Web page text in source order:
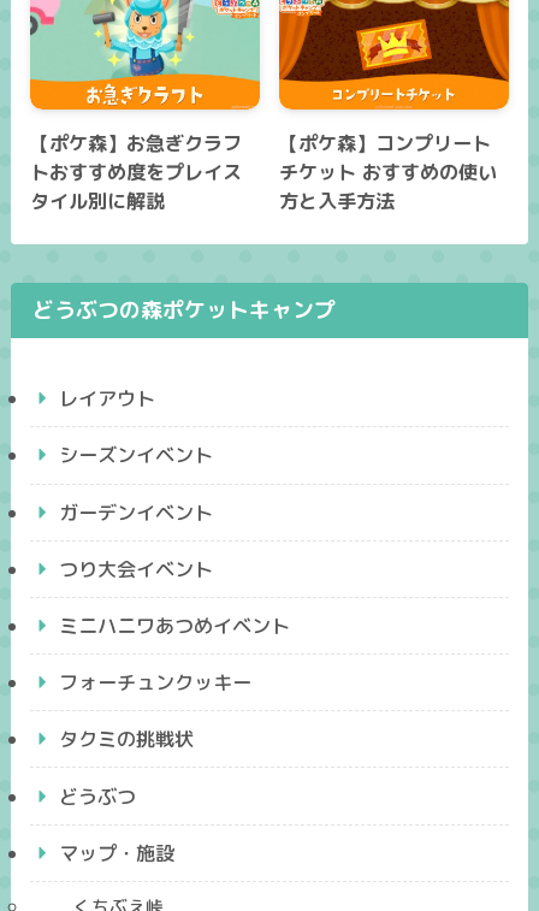
【ポケ森】お急ぎクラフ
トおすすめ度をプレイス
タイル別に解説
【ポケ森】コンプリート
チケット おすすめの使い
方と入手方法
どうぶつの森ポケットキャンプ
レイアウト
シーズンイベント
ガーデンイベント
つり大会イベント
ミニハニワあつめイベント
フォーチュンクッキー
タクミの挑戦状
どうぶつ
マップ・施設